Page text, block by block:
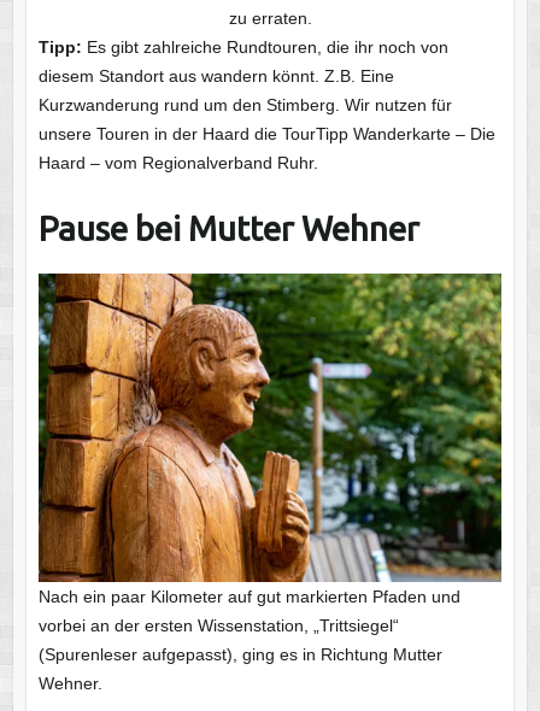
zu erraten.
Tipp: Es gibt zahlreiche Rundtouren, die ihr noch von
diesem Standort aus wandern könnt. Z.B. Eine
Kurzwanderung rund um den Stimberg. Wir nutzen für
unsere Touren in der Haard die TourTipp Wanderkarte – Die
Haard – vom Regionalverband Ruhr.
Pause bei Mutter Wehner
Nach ein paar Kilometer auf gut markierten Pfaden und
vorbei an der ersten Wissenstation, „Trittsiegel“
(Spurenleser aufgepasst), ging es in Richtung Mutter
Wehner.